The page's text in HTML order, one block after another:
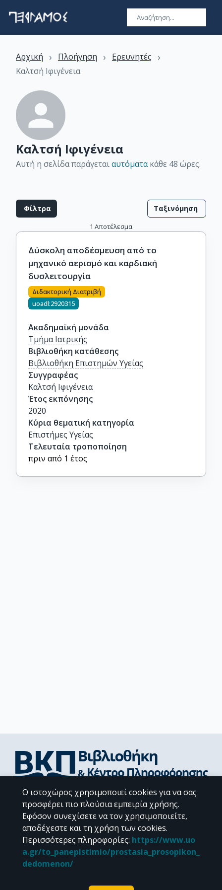
Αρχική › Πλοήγηση › Ερευνητές ›
Καλτσή Ιφιγένεια
Καλτσή Ιφιγένεια
Αυτή η σελίδα παράγεταιαυτόματακάθε 48 ώρες.
Φίλτρα Ταξινόμηση
1 Αποτέλεσμα
Δύσκολη αποδέσμευση από το
μηχανικό αερισμό και καρδιακή
δυσλειτουργία
Διδακτορική Διατριβή
uoadl:2920315
Ακαδημαϊκή μονάδα
Τμήμα Ιατρικής
Βιβλιοθήκη κατάθεσης
Βιβλιοθήκη Επιστημών Υγείας
Συγγραφέας
Καλτσή Ιφιγένεια
Έτος εκπόνησης
2020
Κύρια θεματική κατηγορία
Επιστήμες Υγείας
Τελευταία τροποποίηση
πριν από 1 έτος
Διεύθυνση Βιβλιοθήκης & Κέντρου Πληροφόρησης
Βιβλιοθήκες Σχολών του ΕΚΠΑ
Υπολογιστικό Κέντρο Βιβλιοθηκών
Επικοινωνία / Helpdesk
Ο ιστοχώρος χρησιμοποιεί cookies για να σας
προσφέρει πιο πλούσια εμπειρία χρήσης.
Εφόσον συνεχίσετε να τον χρησιμοποιείτε,
αποδέχεστε και τη χρήση των cookies.
Περισσότερες πληροφορίες: https://www.uo
a.gr/to_panepistimio/prostasia_prosopikon_
dedomenon/